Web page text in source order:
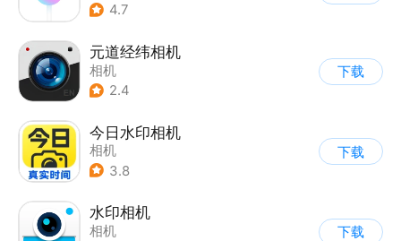
4.7
元道经纬相机
相机
2.4
下载
今日水印相机
相机
3.8
下载
水印相机
相机
下载